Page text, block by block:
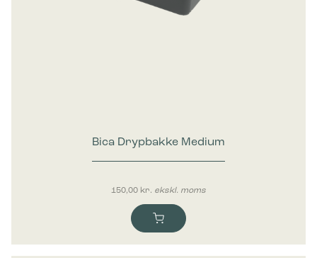
Bica Drypbakke Medium
150,00 kr. ekskl. moms